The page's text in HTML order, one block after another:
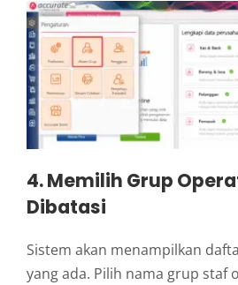
4. Memilih Grup
Dibatasi
Sistem akan menampilkan
yang ada. Pilih nama grup staf